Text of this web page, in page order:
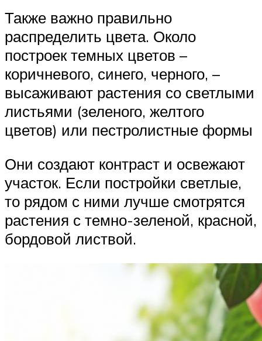
Также важно правильно
распределить цвета. Около
построек темных цветов –
коричневого, синего, черного, –
высаживают растения со светлыми
листьями (зеленого, желтого
цветов) или пестролистные формы
Они создают контраст и освежают
участок. Если постройки светлые,
то рядом с ними лучше смотрятся
растения с темно-зеленой, красной,
бордовой листвой.